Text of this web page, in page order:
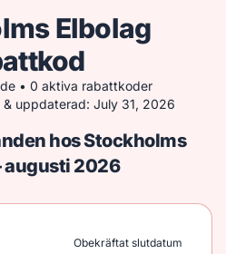
Elbolag
• 0 aktiva rabattkoder
& uppdaterad: July 31, 2026
hos Stockholms
augusti 2026
Obekräftat slutdatum